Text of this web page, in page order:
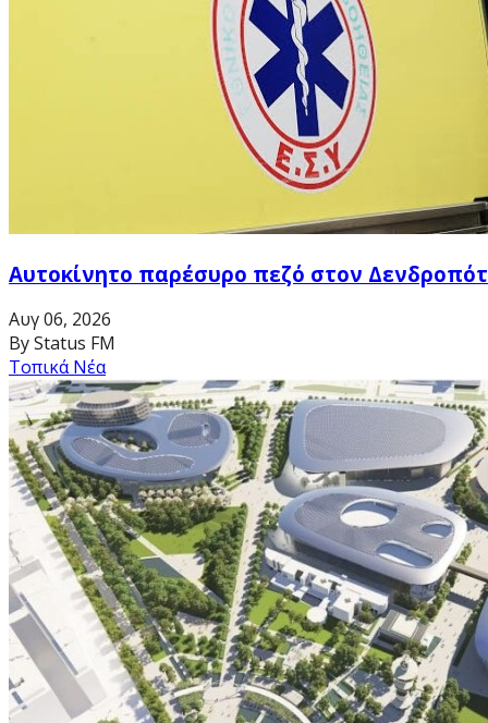
Αυτοκίνητο παρέσυρο πεζό στον
Αυγ 06, 2026
By Status FM
Τοπικά Νέα